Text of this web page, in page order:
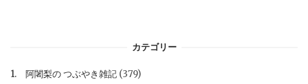
カテゴリー
1. 阿闍梨の つぶやき雑記 (379)